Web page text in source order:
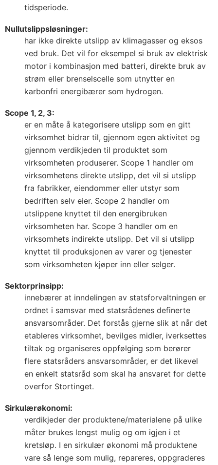
tidsperiode.
Nullutslippsløsninger:
har ikke direkte utslipp av klimagasser og eksos
ved bruk. Det vil for eksempel si bruk av elektrisk
motor i kombinasjon med batteri, direkte bruk av
strøm eller brenselscelle som utnytter en
karbonfri energibærer som hydrogen.
Scope 1, 2, 3:
er en måte å kategorisere utslipp som en gitt
virksomhet bidrar til, gjennom egen aktivitet og
gjennom verdikjeden til produktet som
virksomheten produserer. Scope 1 handler om
virksomhetens direkte utslipp, det vil si utslipp
fra fabrikker, eiendommer eller utstyr som
bedriften selv eier. Scope 2 handler om
utslippene knyttet til den energibruken
virksomheten har. Scope 3 handler om en
virksomhets indirekte utslipp. Det vil si utslipp
knyttet til produksjonen av varer og tjenester
som virksomheten kjøper inn eller selger.
Sektorprinsipp:
innebærer at inndelingen av statsforvaltningen er
ordnet i samsvar med statsrådenes definerte
ansvarsområder. Det forstås gjerne slik at når det
etableres virksomhet, bevilges midler, iverksettes
tiltak og organiseres oppfølging som berører
flere statsråders ansvarsområder, er det likevel
en enkelt statsråd som skal ha ansvaret for dette
overfor Stortinget.
Sirkulærøkonomi:
verdikjeder der produktene/materialene på ulike
måter brukes lengst mulig og om igjen i et
kretsløp. I en sirkulær økonomi må produktene
vare så lenge som mulig, repareres, oppgraderes